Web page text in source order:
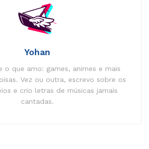
Yohan
o que amo: games, animes e mais
Vez ou outra, escrevo sobre os
e crio letras de músicas jamais
cantadas.